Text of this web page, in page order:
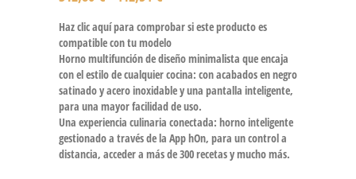
Haz clic aquí para comprobar si este producto es
compatible con tu modelo
Horno multifunción de diseño minimalista que encaja
con el estilo de cualquier cocina: con acabados en negro
satinado y acero inoxidable y una pantalla inteligente,
para una mayor facilidad de uso.
Una experiencia culinaria conectada: horno inteligente
gestionado a través de la App hOn, para un control a
distancia, acceder a más de 300 recetas y mucho más.